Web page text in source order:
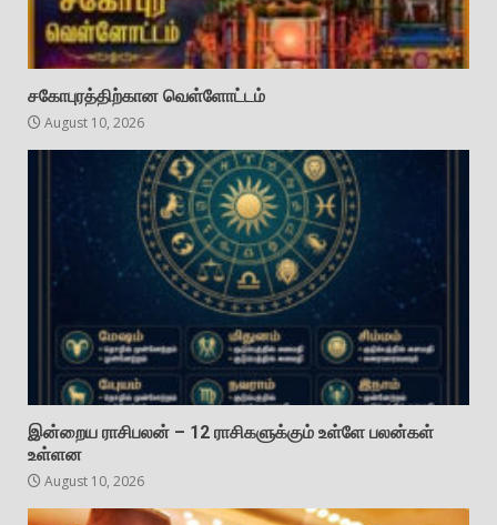
சகோபுரத்திற்கான வெள்ளோட்டம்
August 10, 2026
இன்றைய ராசிபலன் – 12 ராசிகளுக்கும் உள்ளே பலன்கள்
உள்ளன
August 10, 2026